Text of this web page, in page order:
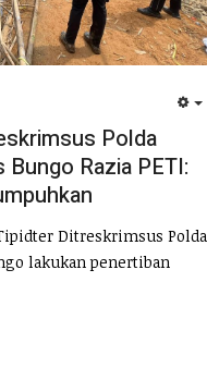
Polda
Razia PETI:
Ditreskrimsus Polda
lakukan penertiban